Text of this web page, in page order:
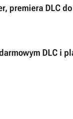
premiera DLC
DLC i